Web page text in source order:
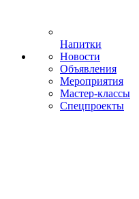
Напитки
Новости
Объявления
Мероприятия
Мастер-классы
Спецпроекты